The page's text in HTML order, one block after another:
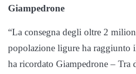
Giampedrone
“La consegna degli oltre 2
popolazione ligure ha raggiunto
ha ricordato Giampedrone – Tra